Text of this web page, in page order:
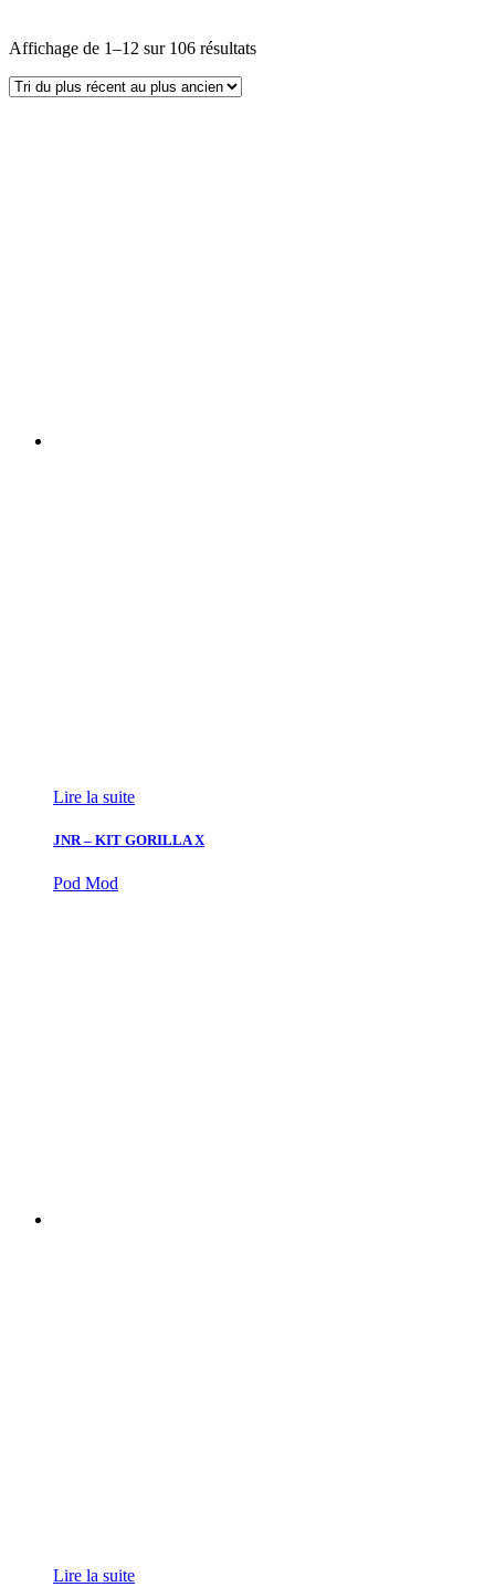
Affichage de 1–12 sur 106 résultats
Lire la suite
JNR – KIT GORILLA X
Pod Mod
Lire la suite